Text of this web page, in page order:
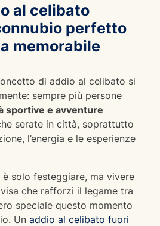
al celibato
perfetto
memorabile
di addio al celibato si
sempre più persone
sportive e avventure
serate in città, soprattutto
l’energia e le esperienze
è solo festeggiare, ma vivere
che rafforzi il legame tra
speciale questo momento
Un addio al celibato fuori